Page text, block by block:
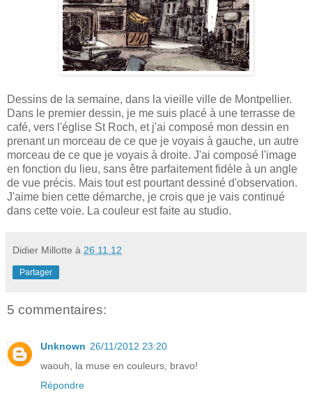
Dessins de la semaine, dans la vieille ville de Montpellier.
Dans le premier dessin, je me suis placé à une terrasse de
café, vers l'église St Roch, et j'ai composé mon dessin en
prenant un morceau de ce que je voyais à gauche, un autre
morceau de ce que je voyais à droite. J'ai composé l'image
en fonction du lieu, sans être parfaitement fidèle à un angle
de vue précis. Mais tout est pourtant dessiné d'observation.
J'aime bien cette démarche, je crois que je vais continué
dans cette voie. La couleur est faite au studio.
Didier Millotte à 26.11.12
Partager
5 commentaires:
Unknown 26/11/2012 23:20
waouh, la muse en couleurs, bravo!
Répondre